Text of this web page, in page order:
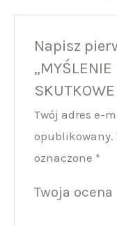
Napisz
Twój adres e-
opublikowany.
oznaczone *
Twoja ocena